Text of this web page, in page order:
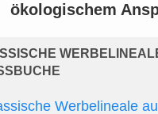
ökologischem